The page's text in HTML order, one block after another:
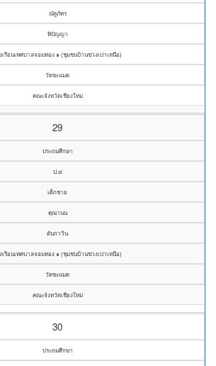
ณัฐภัทร
ทิปัญญา
เรียนเทศบาลจอมทอง ๑ (ชุมชนบ้านข่วงเปาเหนือ)
วัดขะแมด
คณะจังหวัดเชียงใหม่
29
ประถมศึกษา
ป.๔
เด็กชาย
คุณานน
ตันกาวิน
เรียนเทศบาลจอมทอง ๑ (ชุมชนบ้านข่วงเปาเหนือ)
วัดขะแมด
คณะจังหวัดเชียงใหม่
30
ประถมศึกษา